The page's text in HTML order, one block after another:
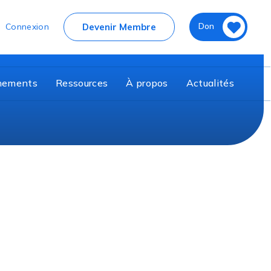
Devenir Membre Don
Connexion
Ressources À propos Actualités